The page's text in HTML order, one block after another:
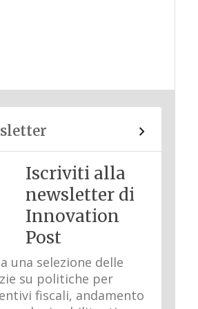
Iscriviti alla
newsletter di
Innovation
Post
una selezione delle
su politiche per
fiscali, andamento